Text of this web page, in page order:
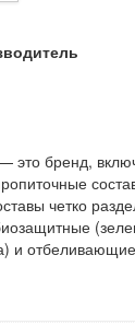
это бренд,
четко
и